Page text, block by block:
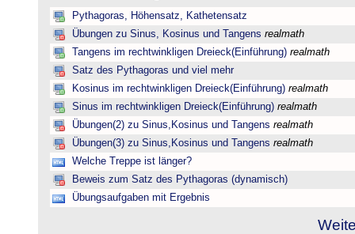
Pythagoras, Höhensatz, Kathetensatz
Übungen zu Sinus, Kosinus und Tangens realmath
Tangens im rechtwinkligen Dreieck(Einführung) realmath
Satz des Pythagoras und viel mehr
Kosinus im rechtwinkligen Dreieck(Einführung) realmath
Sinus im rechtwinkligen Dreieck(Einführung) realmath
Übungen(2) zu Sinus,Kosinus und Tangens realmath
Übungen(3) zu Sinus,Kosinus und Tangens realmath
Welche Treppe ist länger?
Beweis zum Satz des Pythagoras (dynamisch)
Übungsaufgaben mit Ergebnis